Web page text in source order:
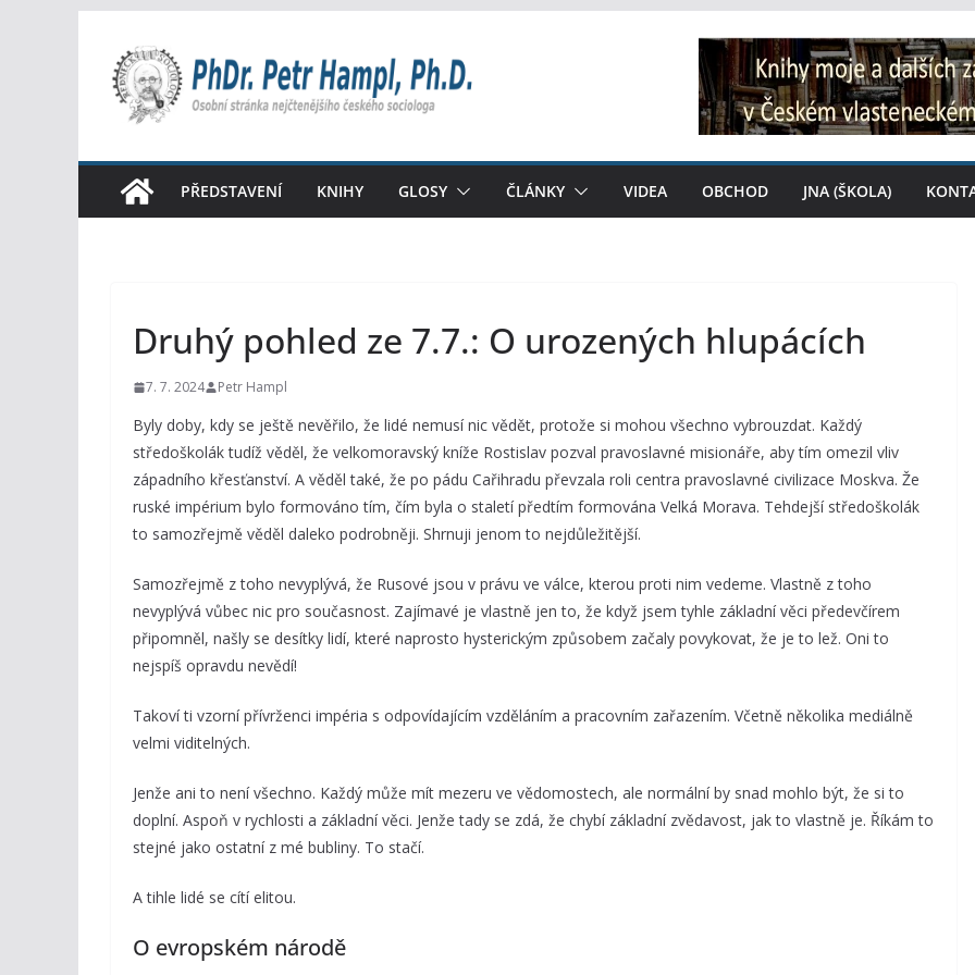
obsah
PŘEDSTAVENÍ KNIHY GLOSY ČLÁNKY VIDEA OBCHOD JNA (ŠKOLA)
Druhý pohled ze 7.7.: O urozených hlupácích
7. 7. 2024 Petr Hampl
Byly doby, kdy se ještě nevěřilo, že lidé nemusí nic vědět, protože si mohou všechno vybrouzdat. Každý
středoškolák tudíž věděl, že velkomoravský kníže Rostislav pozval pravoslavné misionáře, aby tím omezil vliv
západního křesťanství. A věděl také, že po pádu Cařihradu převzala roli centra pravoslavné civilizace Moskva. Že
ruské impérium bylo formováno tím, čím byla o staletí předtím formována Velká Morava. Tehdejší středoškolák
to samozřejmě věděl daleko podrobněji. Shrnuji jenom to nejdůležitější.
Samozřejmě z toho nevyplývá, že Rusové jsou v právu ve válce, kterou proti nim vedeme. Vlastně z toho
nevyplývá vůbec nic pro současnost. Zajímavé je vlastně jen to, že když jsem tyhle základní věci předevčírem
připomněl, našly se desítky lidí, které naprosto hysterickým způsobem začaly povykovat, že je to lež. Oni to
nejspíš opravdu nevědí!
Takoví ti vzorní přívrženci impéria s odpovídajícím vzděláním a pracovním zařazením. Včetně několika mediálně
velmi viditelných.
Jenže ani to není všechno. Každý může mít mezeru ve vědomostech, ale normální by snad mohlo být, že si to
doplní. Aspoň v rychlosti a základní věci. Jenže tady se zdá, že chybí základní zvědavost, jak to vlastně je. Říkám to
stejné jako ostatní z mé bubliny. To stačí.
A tihle lidé se cítí elitou.
O evropském národě